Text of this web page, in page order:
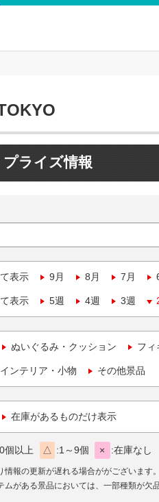
プライズ情報
表示 9月 8月 7月
表示 5週 4週 3週
ぬいぐるみ・クッション フィ
ンテリア・小物 その他景品
在庫があるものだけ表示
個以上 △ 1～9個 × 在庫なし
報の更新が遅れる場合ががございます。
がある景品においては、一部種類が欠